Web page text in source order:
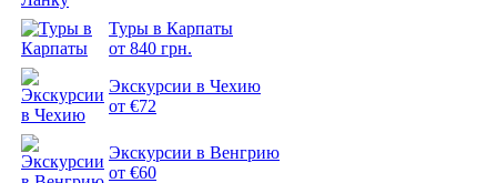
Туры в Карпаты
от 840 грн.
Экскурсии в Чехию
от €72
Экскурсии в Венгрию
от €60